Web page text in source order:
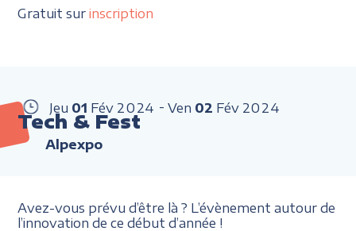
Gratuit surinscription
Jeu 01 Fév 2024 Ven 02 Fév 2024
Tech & Fest
Alpexpo
Avez-vous prévu d’être là ? L’évènement autour de
l’innovation de ce début d’année !